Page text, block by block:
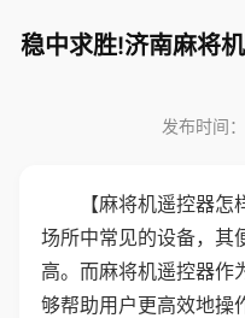
稳中求胜!济南麻将
发布时间
【麻将机遥控器
场所中常见的设备，其
高。而麻将机遥控器作
够帮助用户更高效地操